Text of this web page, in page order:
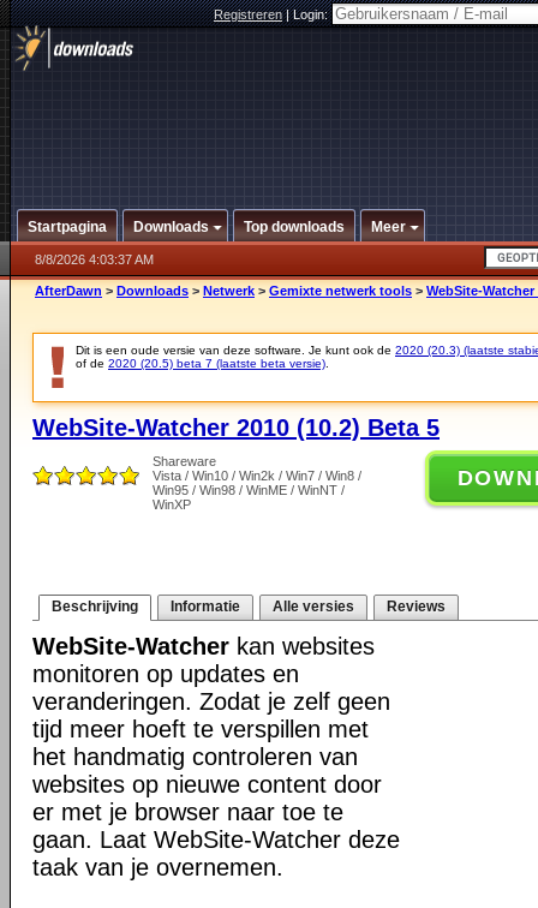
Registreren|Login:
Startpagina Downloads Top downloads Meer
8/8/2026 4:03:37 AM
AfterDawn > Downloads > Netwerk > Gemixte netwerk tools > WebSite-Watcher
Dit is een oude versie van deze software. Je kunt ook de 2020 (20.3) (laatste
of de 2020 (20.5) beta 7 (laatste beta versie)
WebSite-Watcher 2010 (10.2) Beta 5
Shareware
Vista / Win10 / Win2k / Win7 / Win8 /
Win95 / Win98 / WinME / WinNT /
WinXP
Beschrijving Informatie Alle versies Reviews
WebSite-Watcher kan websites
monitoren op updates en
veranderingen. Zodat je zelf geen
tijd meer hoeft te verspillen met
het handmatig controleren van
websites op nieuwe content door
er met je browser naar toe te
gaan. Laat WebSite-Watcher deze
taak van je overnemen.